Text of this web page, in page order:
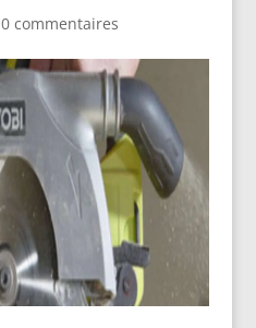
0 commentaires